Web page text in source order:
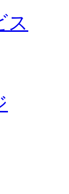
ス